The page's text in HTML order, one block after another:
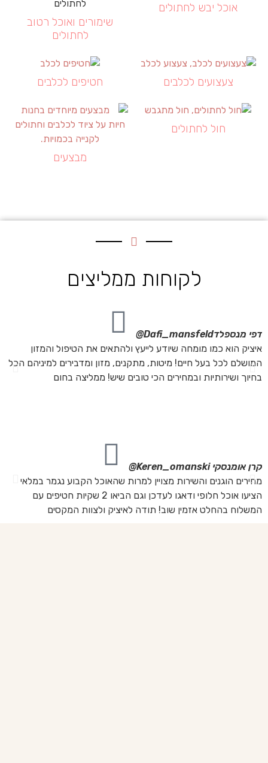
אוכל יבש לחתולים
שימורים ואוכל רטוב
לחתולים
צעצועים לכלבים חטיפים לכלבים
חול לחתולים
מבצעים
לקוחות ממליצים
דפי מנספלדDafi_mansfeld@
איציק הוא כמו מומחה שיודע לייעץ ולהתאים את הטיפול והמזון
המושלם לכל בעל חיים! מיטות, מתקנים, מזון ומדבירים למיניהם הכל
בחיוך ושירותיות ובמחירים הכי טובים שיש! ממליצה בחום
קרן אומנסקיKeren_omanski@
מחירים הוגנים והשירות מצויין למרות שהאוכל הקבוע נגמר במלאי
הציעו אוכל חלופי ודאגו לעדכן וגם הביאו 2 שקיות חטיפים עם
המשלוח בהחלט אזמין שוב! תודה לאיציק ולצוות המקסים